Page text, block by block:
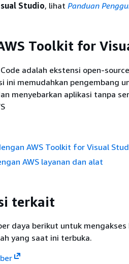
Studio, lihat Panduan
Toolkit for
adalah ekstensi open-
ini memudahkan pengembang
menyebarkan aplikasi tanpa
AWS Toolkit for Visual
AWS layanan dan alat
terkait
daya berikut untuk
yang saat ini terbuka.